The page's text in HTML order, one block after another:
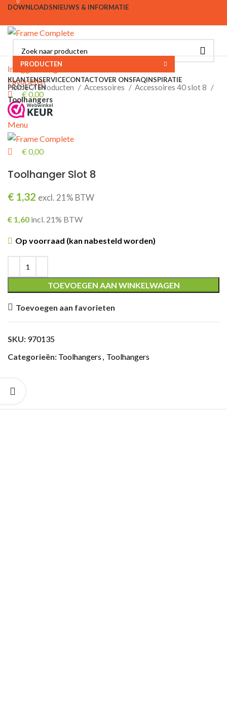
DOWNLOADSNIEUWS & INFORMATIE
Inloggen / Registreren
Favorieten
0
€0,00
Menu
0
€0,00
PRODUCTEN
KLANTENSERVICECONTACTOVER ONSFAQINSPIRATIE
PROJECTEN
Home Producten Accessoires
Accessoires 40 slot 8
Toolhangers
Toolhanger Slot 8
€ 1,32 excl. 21% BTW
€ 1,60 incl. 21% BTW
Op voorraad (kan nabesteld worden)
TOEVOEGEN AAN WINKELWAGEN
Toevoegen aan favorieten
SKU: 970135
Categorieën: Toolhangers , Toolhangers